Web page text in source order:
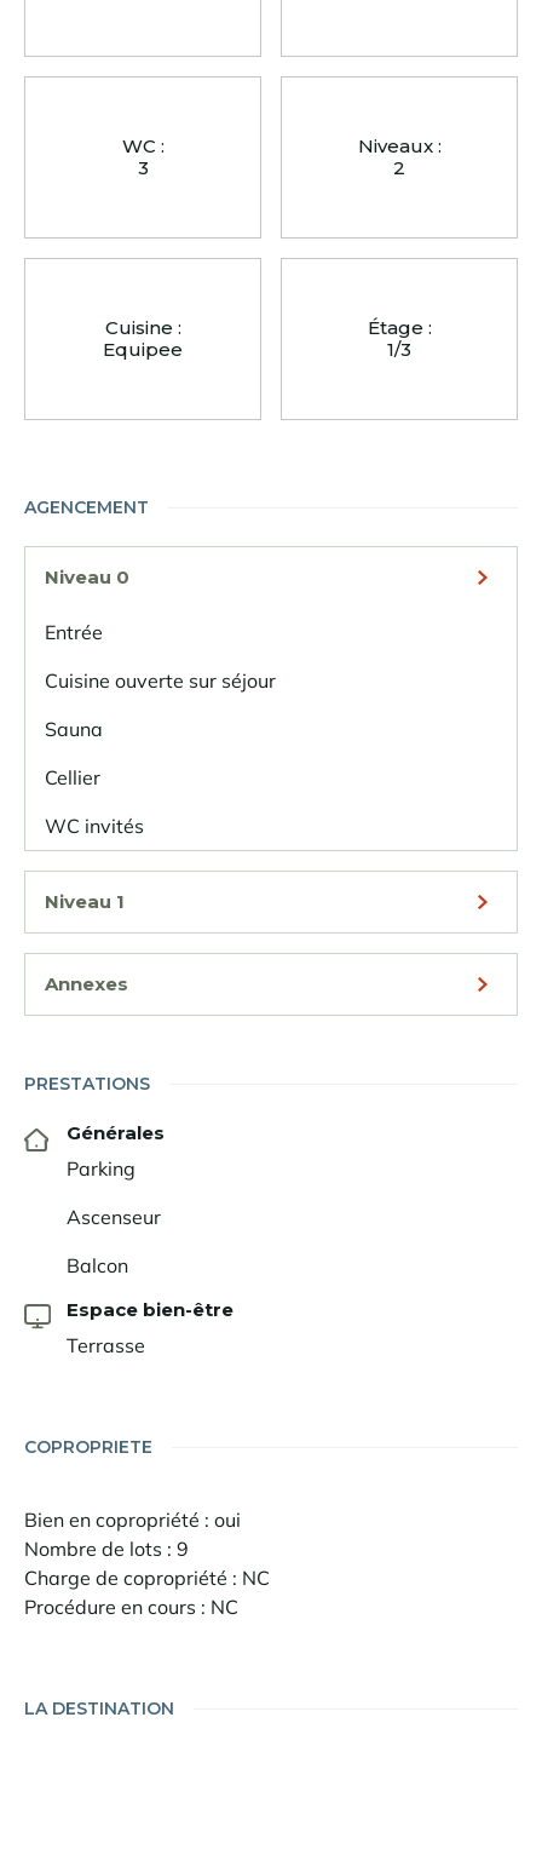
WC :
3
Niveaux :
2
Cuisine :
Equipee
Étage :
1/3
AGENCEMENT
Niveau 0
Entrée
Cuisine ouverte sur séjour
Sauna
Cellier
WC invités
Niveau 1
Annexes
PRESTATIONS
Générales
Parking
Ascenseur
Balcon
Espace bien-être
Terrasse
COPROPRIETE
Bien en copropriété : oui
Nombre de lots : 9
Charge de copropriété : NC
Procédure en cours : NC
LA DESTINATION